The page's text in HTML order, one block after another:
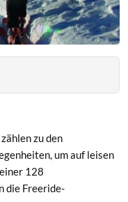
zu den
um auf leisen
128
die Freeride-